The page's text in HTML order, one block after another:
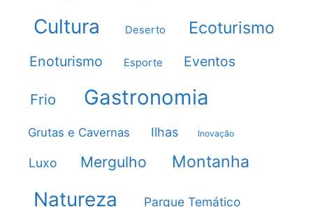
Cultura Deserto Ecoturismo
Enoturismo Esporte Eventos
Frio Gastronomia
Grutas e Cavernas Ilhas Inovação
Luxo Mergulho Montanha
Natureza Parque Temático